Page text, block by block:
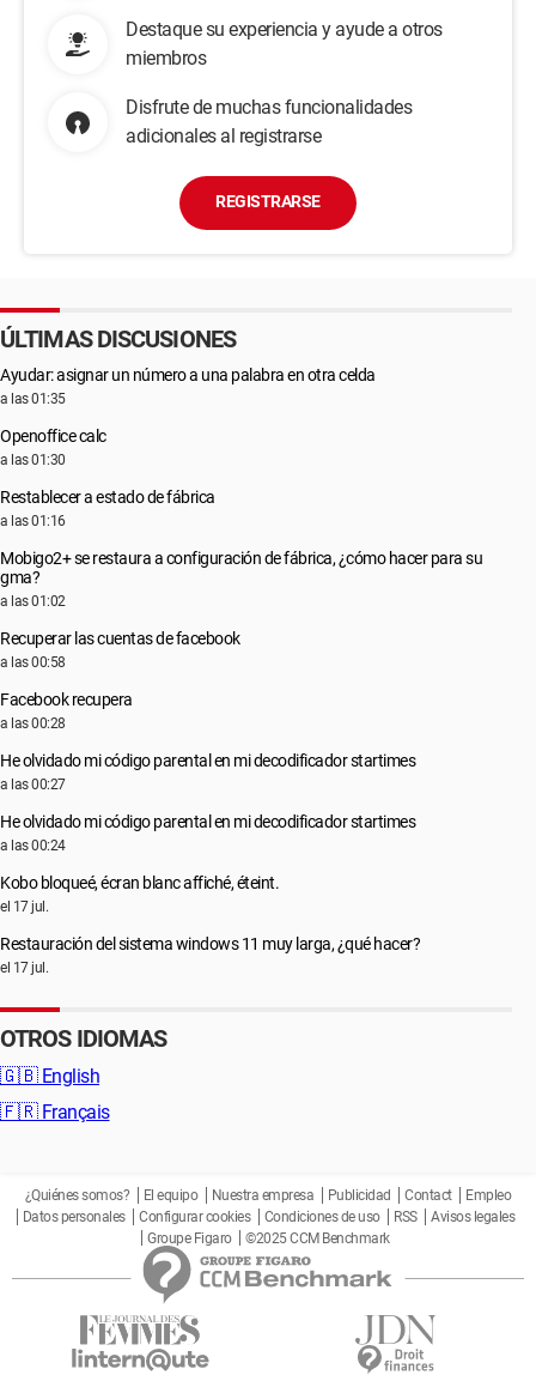
Destaque su experiencia y ayude a otros
miembros
Disfrute de muchas funcionalidades
adicionales al registrarse
REGISTRARSE
ÚLTIMAS DISCUSIONES
Ayudar: asignar un número a una palabra en otra celda
a las 01:35
Openoffice calc
a las 01:30
Restablecer a estado de fábrica
a las 01:16
Mobigo2+ se restaura a configuración de fábrica, ¿cómo hacer para su
gma?
a las 01:02
Recuperar las cuentas de facebook
a las 00:58
Facebook recupera
a las 00:28
He olvidado mi código parental en mi decodificador startimes
a las 00:27
He olvidado mi código parental en mi decodificador startimes
a las 00:24
Kobo bloqueé, écran blanc affiché, éteint.
el 17 jul.
Restauración del sistema windows 11 muy larga, ¿qué hacer?
el 17 jul.
OTROS IDIOMAS
🇬🇧 English
🇫🇷 Français
¿Quiénes somos? El equipo Nuestra empresa Publicidad Contact
Empleo
Datos personales
Configurar cookies Condiciones de uso RSS
Avisos legales
Groupe Figaro
©2025 CCM Benchmark